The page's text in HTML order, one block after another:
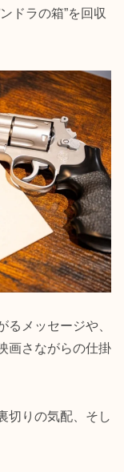
ドラの箱”を回収
るメッセージや、
画さながらの仕掛
切りの気配、そし